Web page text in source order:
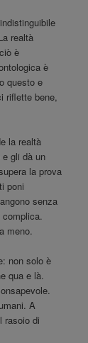
realtà
è
è
questo e
riflette bene,
la realtà
e gli dà un
la prova
poni
senza
meno.
non solo è
qua e là.
A
rasoio di